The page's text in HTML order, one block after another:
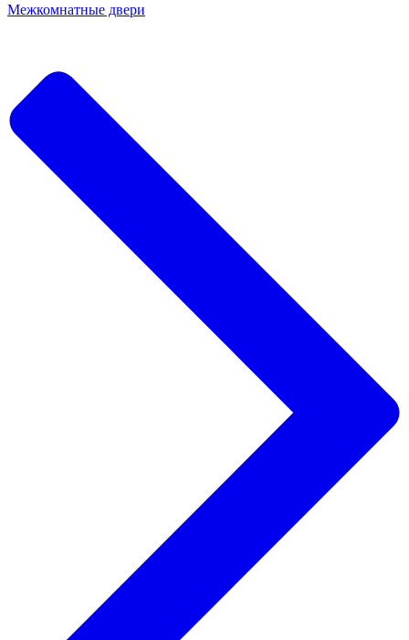
Межкомнатные двери